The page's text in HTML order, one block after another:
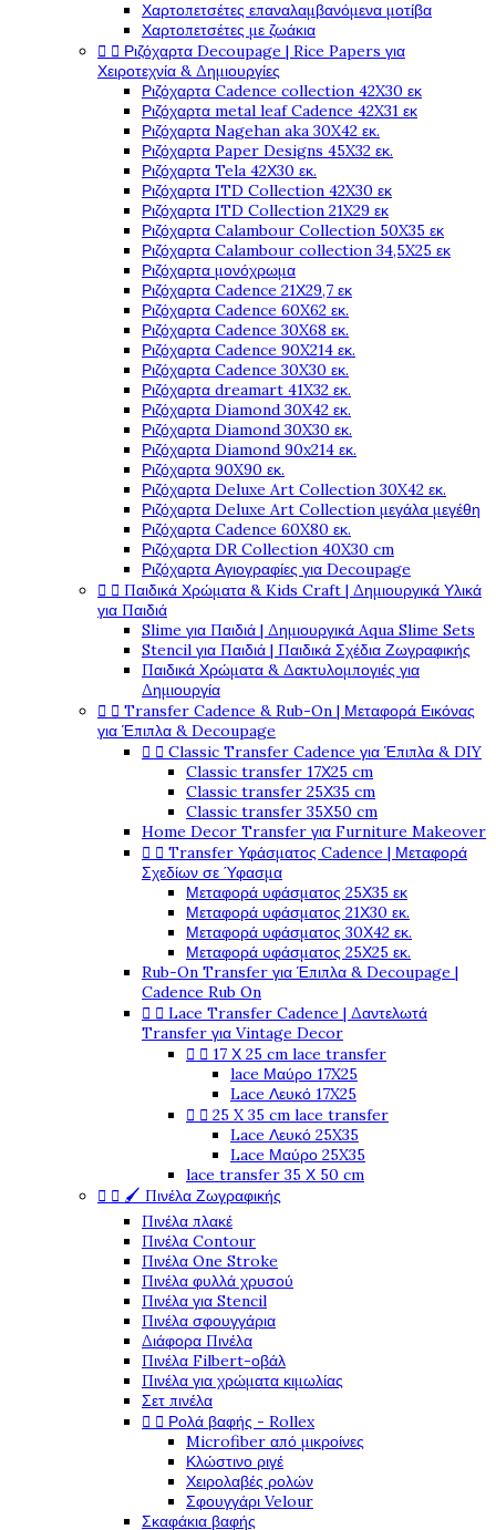
Χαρτοπετσέτες επαναλαμβανόμενα μοτίβα
Χαρτοπετσέτες με ζωάκια
  Ριζόχαρτα Decoupage | Rice Papers για
Χειροτεχνία & Δημιουργίες
Ριζόχαρτα Cadence collection 42X30 εκ
Ριζόχαρτα metal leaf Cadence 42X31 εκ
Ριζόχαρτα Nagehan aka 30X42 εκ.
Ριζόχαρτα Paper Designs 45X32 εκ.
Ριζόχαρτα Tela 42Χ30 εκ.
Ριζόχαρτα ITD Collection 42X30 εκ
Ριζόχαρτα ITD Collection 21X29 εκ
Ριζόχαρτα Calambour Collection 50X35 εκ
Ριζόχαρτα Calambour collection 34,5X25 εκ
Ριζόχαρτα μονόχρωμα
Ριζόχαρτα Cadence 21Χ29,7 εκ
Ριζόχαρτα Cadence 60X62 εκ.
Ριζόχαρτα Cadence 30X68 εκ.
Ριζόχαρτα Cadence 90X214 εκ.
Ριζόχαρτα Cadence 30X30 εκ.
Ριζόχαρτα dreamart 41X32 εκ.
Ριζόχαρτα Diamond 30X42 εκ.
Ριζόχαρτα Diamond 30X30 εκ.
Ριζόχαρτα Diamond 90x214 εκ.
Ριζόχαρτα 90X90 εκ.
Ριζόχαρτα Deluxe Art Collection 30X42 εκ.
Ριζόχαρτα Deluxe Art Collection μεγάλα μεγέθη
Ριζόχαρτα Cadence 60X80 εκ.
Ριζόχαρτα DR Collection 40X30 cm
Ριζόχαρτα Αγιογραφίες για Decoupage
  Παιδικά Χρώματα & Kids Craft | Δημιουργικά Υλικά
για Παιδιά
Slime για Παιδιά | Δημιουργικά Aqua Slime Sets
Stencil για Παιδιά | Παιδικά Σχέδια Ζωγραφικής
Παιδικά Χρώματα & Δακτυλομπογιές για
Δημιουργία
  Transfer Cadence & Rub-On | Μεταφορά Εικόνας
για Έπιπλα & Decoupage
  Classic Transfer Cadence για Έπιπλα & DIY
Classic transfer 17Χ25 cm
Classic transfer 25Χ35 cm
Classic transfer 35Χ50 cm
Home Decor Transfer για Furniture Makeover
  Transfer Υφάσματος Cadence | Μεταφορά
Σχεδίων σε Ύφασμα
Μεταφορά υφάσματος 25Χ35 εκ
Μεταφορά υφάσματος 21Χ30 εκ.
Μεταφορά υφάσματος 30Χ42 εκ.
Μεταφορά υφάσματος 25Χ25 εκ.
Rub-On Transfer για Έπιπλα & Decoupage |
Cadence Rub On
  Lace Transfer Cadence | Δαντελωτά
Transfer για Vintage Decor
  17 Χ 25 cm lace transfer
lace Μαύρο 17X25
Lace Λευκό 17X25
  25 X 35 cm lace transfer
Lace Λευκό 25X35
Lace Μαύρο 25X35
lace transfer 35 Χ 50 cm
  🖌️ Πινέλα Ζωγραφικής
Πινέλα πλακέ
Πινέλα Contour
Πινέλα One Stroke
Πινέλα φυλλά χρυσού
Πινέλα για Stencil
Πινέλα σφουγγάρια
Διάφορα Πινέλα
Πινέλα Filbert-οβάλ
Πινέλα για χρώματα κιμωλίας
Σετ πινέλα
  Ρολά βαφής - Rollex
Microfiber από μικροίνες
Κλώστινο ριγέ
Χειρολαβές ρολών
Σφουγγάρι Velour
Σκαφάκια βαφής